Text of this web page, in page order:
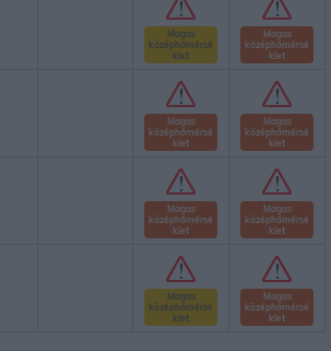
Magas
középhőmérsé
klet
Magas
középhőmérsé
klet
Magas
középhőmérsé
klet
Magas
középhőmérsé
klet
Magas
középhőmérsé
klet
Magas
középhőmérsé
klet
Magas
középhőmérsé
klet
Magas
középhőmérsé
klet